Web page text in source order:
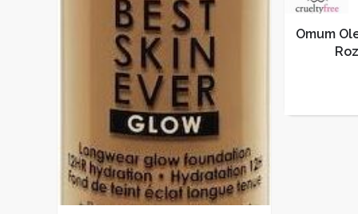
Omum